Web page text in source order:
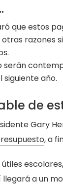
que
otras razones
serán
año.
de
Gary
, a
llegará a un